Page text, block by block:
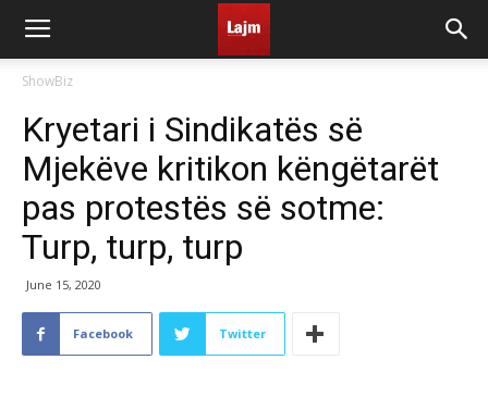
ShowBiz
Kryetari i Sindikatës së
Mjekëve kritikon këngëtarët
pas protestës së sotme:
Turp, turp, turp
June 15, 2020
Facebook Twitter